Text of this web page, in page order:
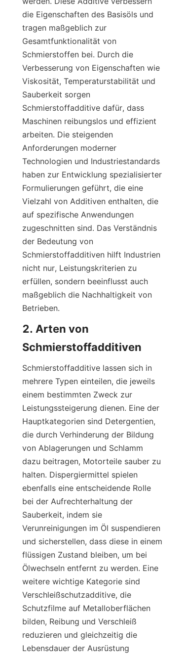
die Eigenschaften des Basisöls und
tragen maßgeblich zur
Gesamtfunktionalität von
Schmierstoffen bei. Durch die
Verbesserung von Eigenschaften wie
Viskosität, Temperaturstabilität und
Sauberkeit sorgen
Schmierstoffadditive dafür, dass
Maschinen reibungslos und effizient
arbeiten. Die steigenden
Anforderungen moderner
Technologien und Industriestandards
haben zur Entwicklung spezialisierter
Formulierungen geführt, die eine
Vielzahl von Additiven enthalten, die
auf spezifische Anwendungen
zugeschnitten sind. Das Verständnis
der Bedeutung von
Schmierstoffadditiven hilft Industrien
nicht nur, Leistungskriterien zu
erfüllen, sondern beeinflusst auch
maßgeblich die Nachhaltigkeit von
Betrieben.
2. Arten von
Schmierstoffadditive lassen sich in
mehrere Typen einteilen, die jeweils
einem bestimmten Zweck zur
Leistungssteigerung dienen. Eine der
Hauptkategorien sind Detergentien,
die durch Verhinderung der Bildung
von Ablagerungen und Schlamm
dazu beitragen, Motorteile sauber zu
halten. Dispergiermittel spielen
ebenfalls eine entscheidende Rolle
bei der Aufrechterhaltung der
Sauberkeit, indem sie
Verunreinigungen im Öl suspendieren
und sicherstellen, dass diese in einem
flüssigen Zustand bleiben, um bei
Ölwechseln entfernt zu werden. Eine
weitere wichtige Kategorie sind
Verschleißschutzadditive, die
Schutzfilme auf Metalloberflächen
bilden, Reibung und Verschleiß
reduzieren und gleichzeitig die
Lebensdauer der Ausrüstung